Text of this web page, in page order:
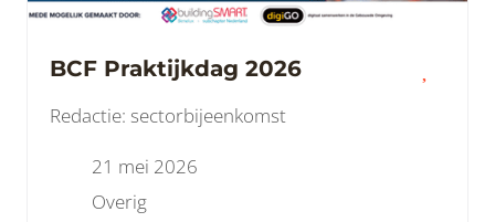
BCF Praktijkdag 2026
Redactie: sectorbijeenkomst
21 mei 2026
Overig